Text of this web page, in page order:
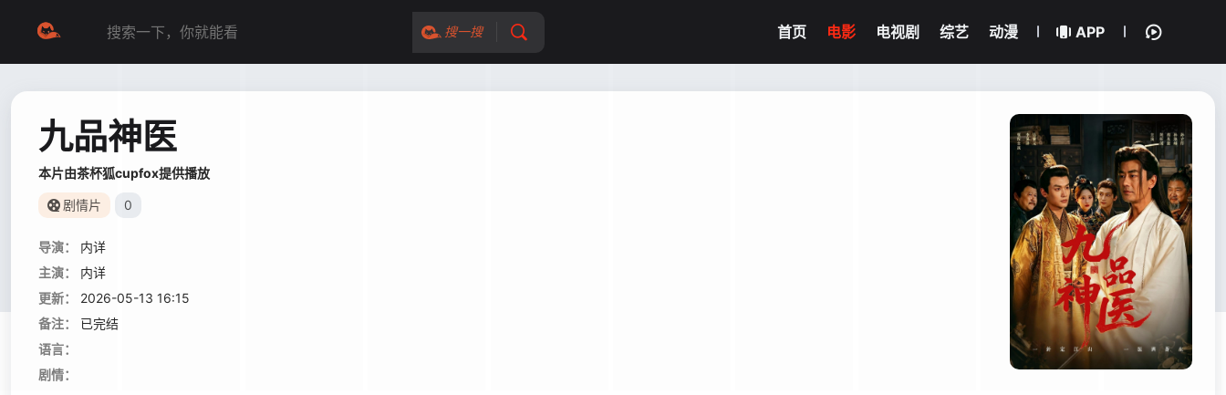
搜一搜 首页 电影 电视剧 综艺 动漫 APP
九品神医
本片由茶杯狐cupfox提供播放
剧情片 0
导演：
内详
主演：
内详
更新：
2026-05-13 16:15
备注：
已完结
语言：
剧情：